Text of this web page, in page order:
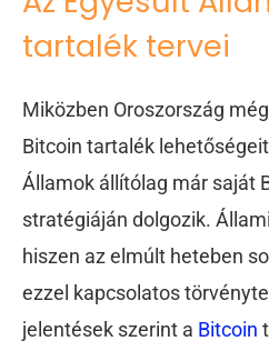
tartalék tervei
Miközben Oroszország
Bitcoin tartalék
Államok állítólag már saját
stratégiáján dolgozik.
hiszen az elmúlt heteben
ezzel kapcsolatos
jelentések szerint a Bitcoin